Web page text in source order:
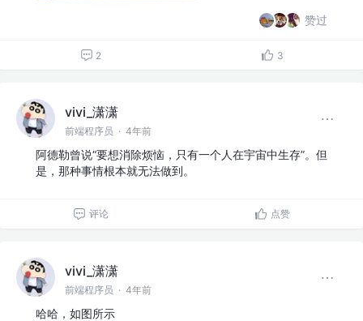
赞过
2 3
vivi_潇潇
前端程序员 · 4年前
阿德勒曾说“要想消除烦恼，只有一个人在宇宙中生存”。但
是，那种事情根本就无法做到。
评论 点赞
vivi_潇潇
前端程序员 · 4年前
哈哈，如图所示